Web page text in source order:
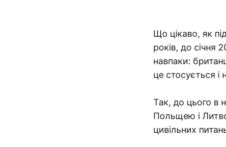
Що цікаво, як
років, до січня
навпаки:
це стосується і
Так, до цього в
Польщею і
цивільних